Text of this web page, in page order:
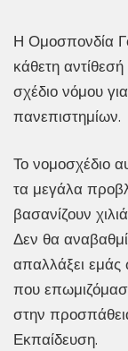
Η Ομοσπονδία
κάθετη
σχέδιο νόμου
πανεπιστημίων.
Το νομοσχέδιο
τα μεγάλα
βασανίζουν
Δεν θα
απαλλάξει εμάς
που
στην
Εκπαίδευση.